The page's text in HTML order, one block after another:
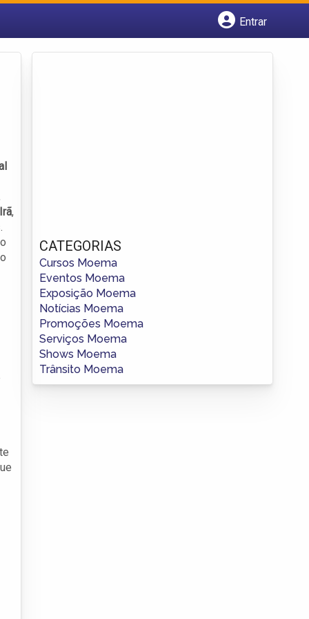
Entrar
Irã,
CATEGORIAS
Cursos Moema
Eventos Moema
Exposição Moema
Notícias Moema
Promoções Moema
Serviços Moema
Shows Moema
Trânsito Moema